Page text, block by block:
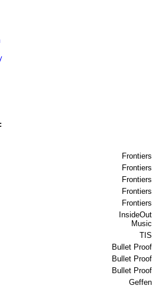
Frontiers
Frontiers
Frontiers
Frontiers
Frontiers
InsideOut
Music
TIS
Bullet Proof
Bullet Proof
Bullet Proof
Geffen